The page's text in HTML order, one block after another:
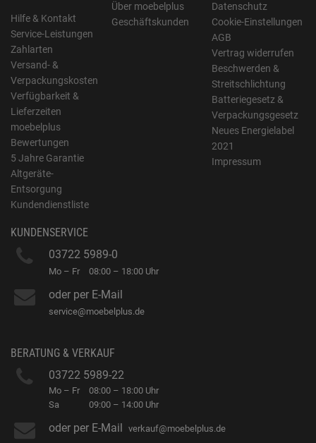
Hilfe & Kontakt
Service-Leistungen
Zahlarten
Versand- &
Verpackungskosten
Verfügbarkeit &
Lieferzeiten
moebelplus
Bewertungen
5 Jahre Garantie
Altgeräte-
Entsorgung
Kundendienstliste
Über moebelplus
Geschäftskunden
Datenschutz
Cookie-Einstellungen
AGB
Vertrag widerrufen
Beschwerden &
Streitschlichtung
Batteriegesetz &
Verpackungsgesetz
Neues Energielabel
2021
Impressum
KUNDENSERVICE
03722 5989-0
Mo – Fr 08:00 – 18:00 Uhr
oder per E-Mail
service@moebelplus.de
BERATUNG & VERKAUF
03722 5989-22
Mo – Fr
Sa
08:00 – 18:00 Uhr
09:00 – 14:00 Uhr
oder per E-Mail verkauf@moebelplus.de